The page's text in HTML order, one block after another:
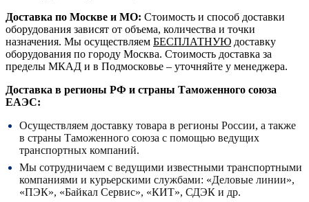
Доставка по Москве и МО: Стоимость и способ доставки
оборудования зависят от объема, количества и точки
назначения. Мы осуществляем БЕСПЛАТНУЮ доставку
оборудования по городу Москва. Стоимость доставка за
пределы МКАД и в Подмосковье – уточняйте у менеджера.
Доставка в регионы РФ и страны Таможенного союза
ЕАЭС:
Осуществляем доставку товара в регионы России, а также
в страны Таможенного союза с помощью ведущих
транспортных компаний.
Мы сотрудничаем с ведущими известными транспортными
компаниями и курьерскими службами: «Деловые линии»,
«ПЭК», «Байкал Сервис», «КИТ», СДЭК и др.